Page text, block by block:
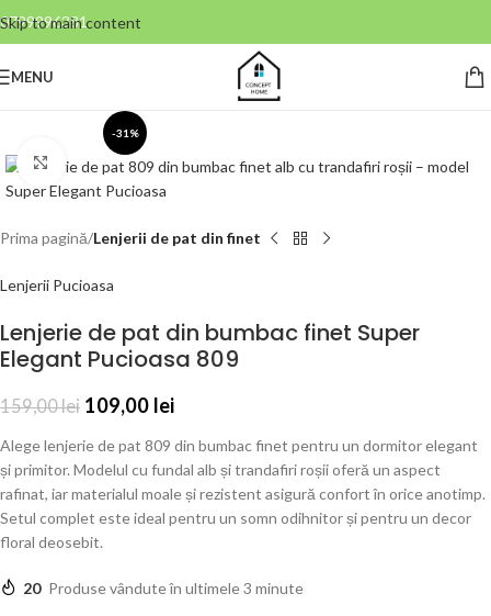
Skip to main content
0799996381
MENU
-31%
Click to enlarge
Prima pagină Lenjerii de pat din finet
Lenjerii Pucioasa
Lenjerie de pat din bumbac finet Super
Elegant Pucioasa 809
159,00lei 109,00 lei
Alege lenjerie de pat 809 din bumbac finet pentru un dormitor elegant
și primitor. Modelul cu fundal alb și trandafiri roșii oferă un aspect
rafinat, iar materialul moale și rezistent asigură confort în orice anotimp.
Setul complet este ideal pentru un somn odihnitor și pentru un decor
floral deosebit.
20 Produse vândute în ultimele 3 minute